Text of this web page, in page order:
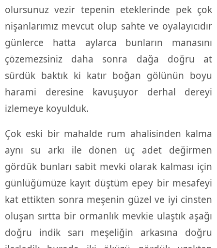
olursunuz vezir tepenin eteklerinde pek çok
nişanlarımız mevcut olup sahte ve oyalayıcıdır
günlerce hatta aylarca bunların manasını
çözemezsiniz daha sonra dağa doğru at
sürdük baktık ki katır boğan gölünün boyu
harami deresine kavuşuyor derhal dereyi
izlemeye koyulduk.
Çok eski bir mahalde rum ahalisinden kalma
aynı su arkı ile dönen üç adet değirmen
gördük bunları sabit mevki olarak kalması için
günlüğümüze kayıt düştüm epey bir mesafeyi
kat ettikten sonra meşenin güzel ve iyi cinsten
oluşan sırtta bir ormanlık mevkie ulaştık aşağı
doğru indik sarı meşeliğin arkasına doğru